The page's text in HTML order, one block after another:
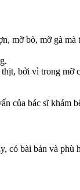
mỡ bò, mỡ gà
bởi vì trong mỡ
của bác sĩ khám
có bài bản và